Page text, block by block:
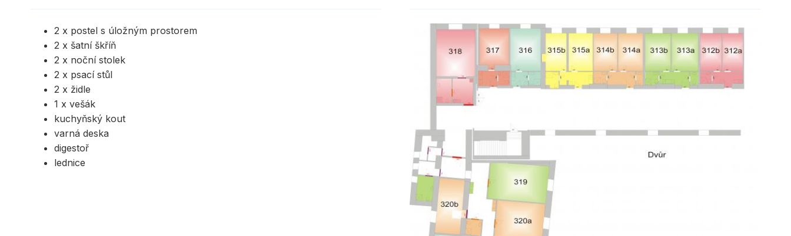
2 x postel s úložným prostorem
2 x šatní škříň
2 x noční stolek
2 x psací stůl
2 x židle
1 x vešák
kuchyňský kout
varná deska
digestoř
lednice